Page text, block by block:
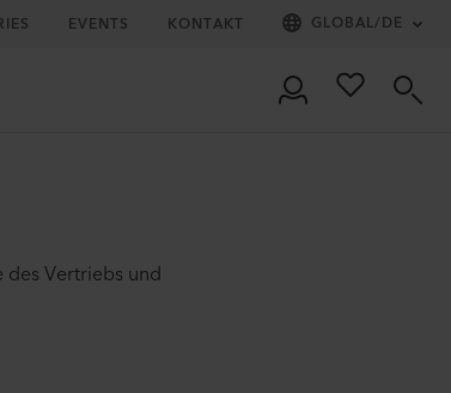
EVENTS KONTAKT GLOBAL/DE
Vertriebs und